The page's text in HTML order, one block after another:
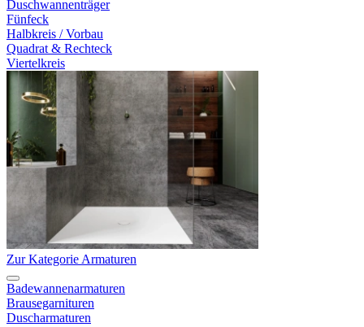
Duschwannenträger
Fünfeck
Halbkreis / Vorbau
Quadrat & Rechteck
Viertelkreis
Zur Kategorie Armaturen
Badewannenarmaturen
Brausegarnituren
Duscharmaturen